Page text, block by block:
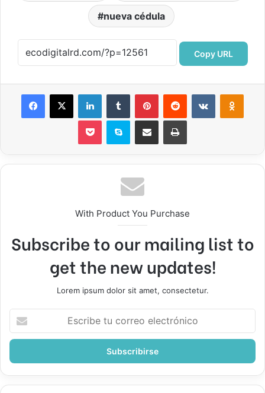
nueva cédula
Copy URL
Facebook
X LinkedInTumblr PinterestReddit VKontakte
Pocket Skype Compartir por correo electrónicoImprimir
With Product You Purchase
Subscribe to our mailing list to
get the new updates!
Lorem ipsum dolor sit amet, consectetur.
correo